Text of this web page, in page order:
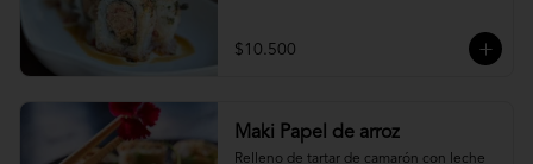
$10.500
Maki Papel de arroz
Relleno de tartar de camarón con leche